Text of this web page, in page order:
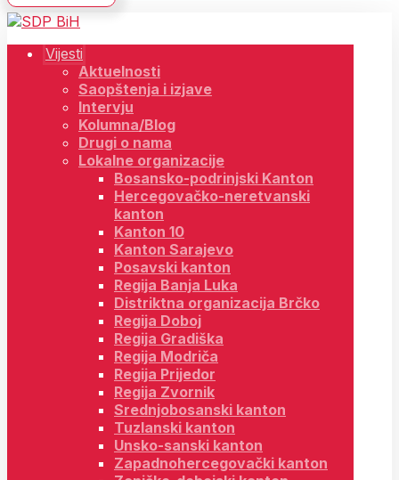
Vijesti
Aktuelnosti
Saopštenja i izjave
Intervju
Kolumna/Blog
Drugi o nama
Lokalne organizacije
Bosansko-podrinjski Kanton
Hercegovačko-neretvanski
kanton
Kanton 10
Kanton Sarajevo
Posavski kanton
Regija Banja Luka
Distriktna organizacija Brčko
Regija Doboj
Regija Gradiška
Regija Modriča
Regija Prijedor
Regija Zvornik
Srednjobosanski kanton
Tuzlanski kanton
Unsko-sanski kanton
Zapadnohercegovački kanton